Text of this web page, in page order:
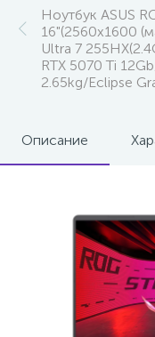
Ноутбук ASUS
16"(2560x1600
Ultra 7
RTX 5070 Ti
2.65kg/Eclipse
Описание